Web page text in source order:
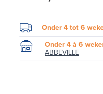
Onder 4 tot 6
Onder 4 à 6
ABBEVILLE